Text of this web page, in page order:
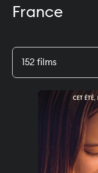
France